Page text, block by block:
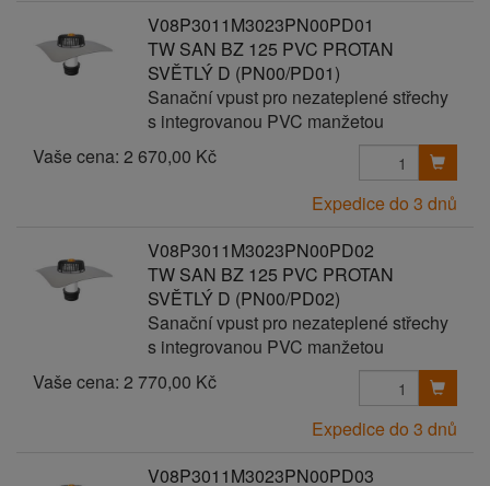
V08P3011M3023PN00PD01
TW SAN BZ 125 PVC PROTAN
SVĚTLÝ D (PN00/PD01)
Sanační vpust pro nezateplené střechy
s integrovanou PVC manžetou
Vaše cena: 2 670,00 Kč
Expedice do 3 dnů
V08P3011M3023PN00PD02
TW SAN BZ 125 PVC PROTAN
SVĚTLÝ D (PN00/PD02)
Sanační vpust pro nezateplené střechy
s integrovanou PVC manžetou
Vaše cena: 2 770,00 Kč
Expedice do 3 dnů
V08P3011M3023PN00PD03